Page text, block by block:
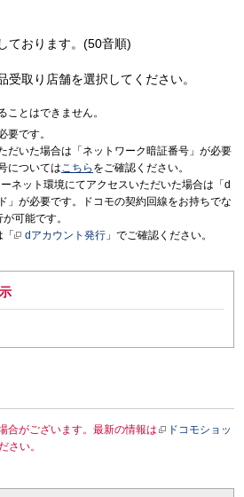
ております。(50音順)
取り店舗を選択してください。
ことはできません。
要です。
だいた場合は「ネットワーク暗証番号」が必要
についてはこちら をご確認ください。
ネット環境にてアクセスいただいた場合は「d
」が必要です。ドコモの契約回線をお持ちでな
可能です。
dアカウント発行 」でご確認ください。
合がございます。最新の情報は
ドコモショッ
さい。